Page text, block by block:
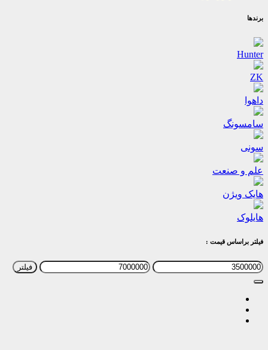
برندها
Hunter
ZK
داهوا
سامسونگ
سونی
علم و صنعت
هایک ویژن
هایلوک
فیلتر براساس قیمت :
حداقل
حداکثر
فیلتر